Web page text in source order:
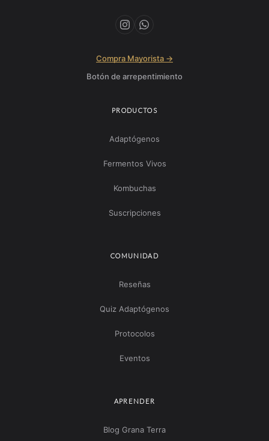
Compra Mayorista →
Botón de arrepentimiento
PRODUCTOS
Adaptógenos
Fermentos Vivos
Kombuchas
Suscripciones
COMUNIDAD
Reseñas
Quiz Adaptógenos
Protocolos
Eventos
APRENDER
Blog Grana Terra